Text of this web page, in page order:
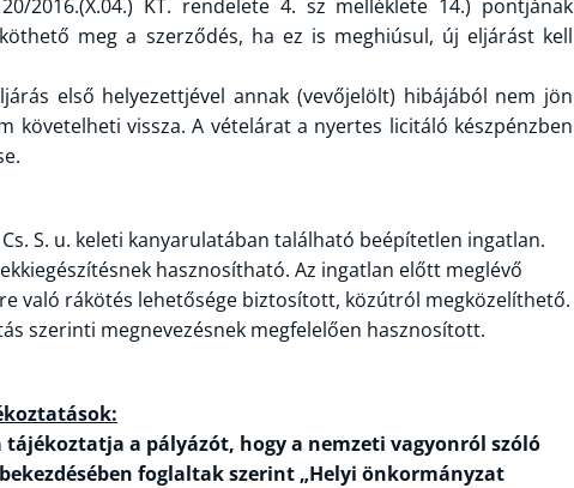
2016.(X.04.) KT. rendelete 4. sz melléklete 14.) pontjának
meg a szerződés, ha ez is meghiúsul, új eljárást kell
első helyezettjével annak (vevőjelölt) hibájából nem jön
követelheti vissza. A vételárat a nyertes licitáló készpénzben
S. u. keleti kanyarulatában található beépítetlen ingatlan.
hasznosítható. Az ingatlan előtt meglévő
való rákötés lehetősége biztosított, közútról megközelíthető.
szerinti megnevezésnek megfelelően hasznosított.
a pályázót, hogy a nemzeti vagyonról szóló
bekezdésében foglaltak szerint „Helyi önkormányzat